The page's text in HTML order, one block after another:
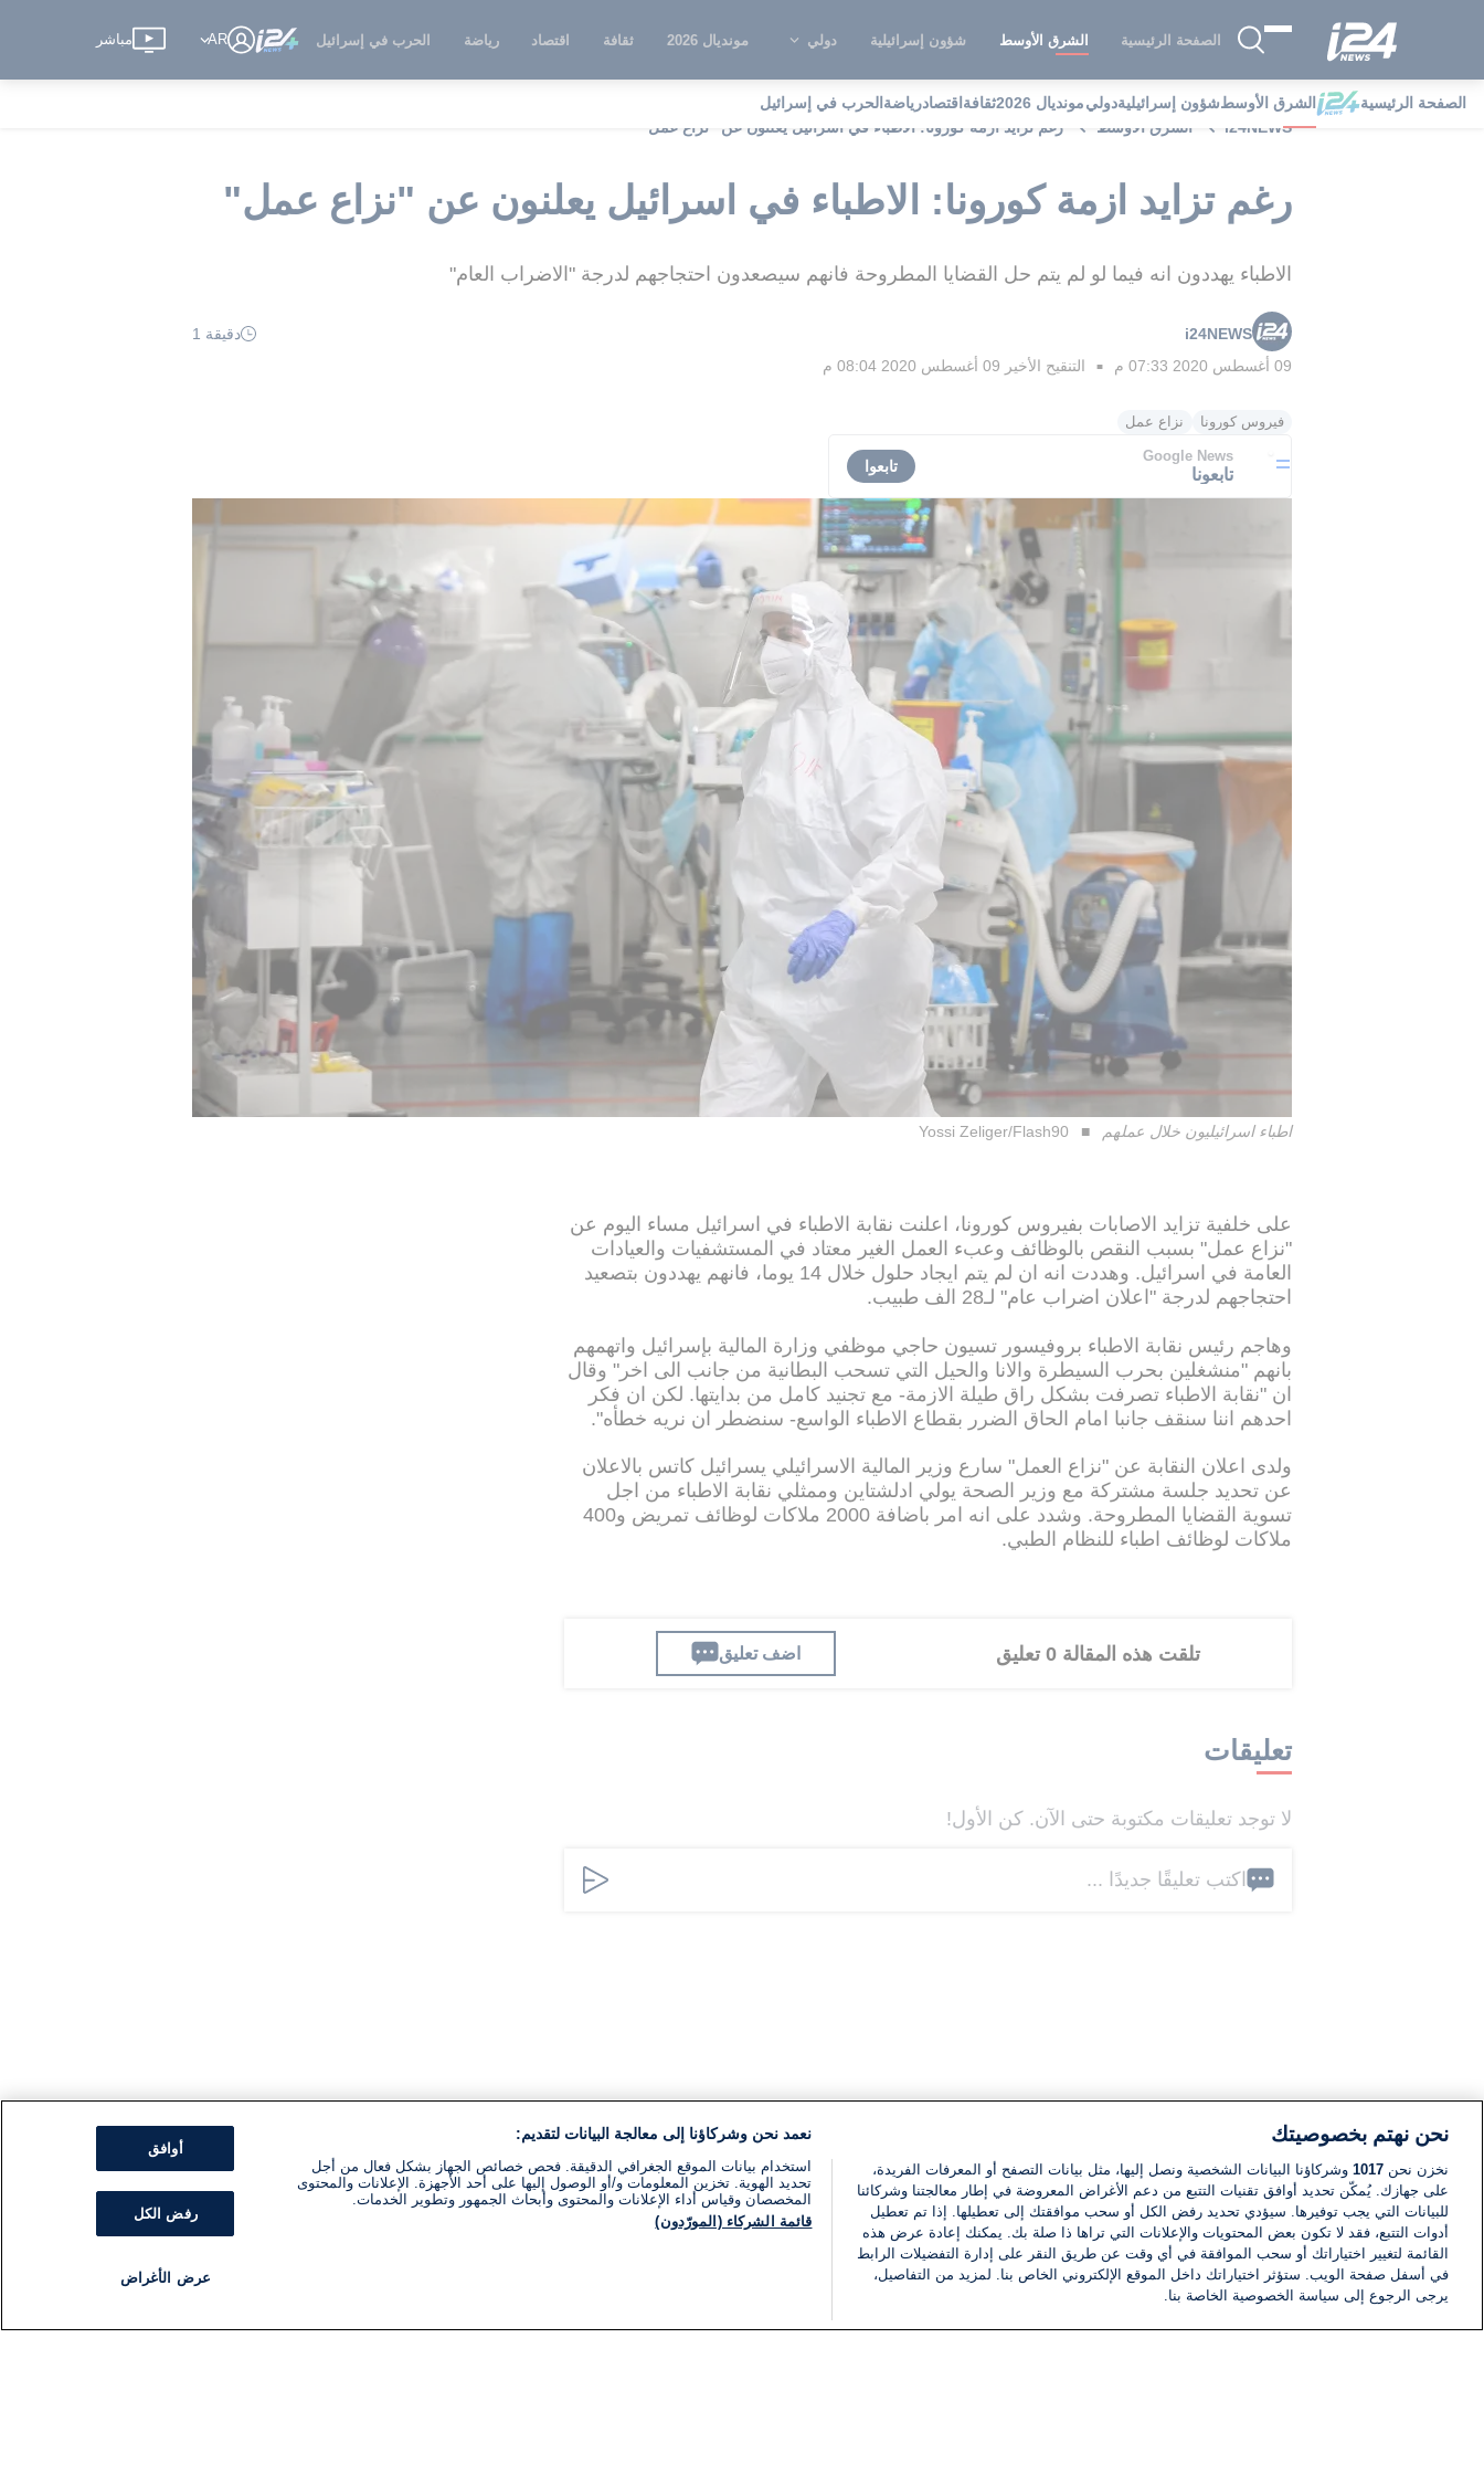
الصفحة الرئيسية الشرق الأوسط شؤون إسرائيلية دولي مونديال 2026 ثقافة اقتصاد رياضة الحرب في إسرائيل AR مباشر
الصفحة الرئيسية الشرق الأوسطشؤون إسرائيليةدوليمونديال 2026 ثقافة اقتصادرياضة الحرب في إسرائيل
i24NEWS
الشرق الأوسط رغم تزايد ازمة كورونا: الاطباء في اسرائيل يعلنون عن "نزاع عمل"
رغم تزايد ازمة كورونا: الاطباء في اسرائيل يعلنون عن "نزاع عمل"
الاطباء يهددون انه فيما لو لم يتم حل القضايا المطروحة فانهم سيصعدون احتجاجهم لدرجة "الاضراب العام"
i24NEWS
دقيقة 1
09 أغسطس 2020 07:33 م
■ التنقيح الأخير 09 أغسطس 2020 08:04 م
فيروس كورونا نزاع عمل
Google News
تابعونا تابعوا
اطباء اسرائيليون خلال عملهم Yossi Zeliger/Flash90
على خلفية تزايد الاصابات بفيروس كورونا، اعلنت نقابة الاطباء في اسرائيل مساء اليوم عن
"نزاع عمل" بسبب النقص بالوظائف وعبء العمل الغير معتاد في المستشفيات والعيادات
العامة في اسرائيل. وهددت انه ان لم يتم ايجاد حلول خلال 14 يوما، فانهم يهددون بتصعيد
احتجاجهم لدرجة "اعلان اضراب عام" لـ28 الف طبيب.
وهاجم رئيس نقابة الاطباء بروفيسور تسيون حاجي موظفي وزارة المالية بإسرائيل واتهمهم
بانهم "منشغلين بحرب السيطرة والانا والحيل التي تسحب البطانية من جانب الى اخر" وقال
ان "نقابة الاطباء تصرفت بشكل راق طيلة الازمة- مع تجنيد كامل من بدايتها. لكن ان فكر
احدهم اننا سنقف جانبا امام الحاق الضرر بقطاع الاطباء الواسع- سنضطر ان نريه خطأه".
ولدى اعلان النقابة عن "نزاع العمل" سارع وزير المالية الاسرائيلي يسرائيل كاتس بالاعلان
عن تحديد جلسة مشتركة مع وزير الصحة يولي ادلشتاين وممثلي نقابة الاطباء من اجل
تسوية القضايا المطروحة. وشدد على انه امر باضافة 2000 ملاكات لوظائف تمريض و400
ملاكات لوظائف اطباء للنظام الطبي.
تلقت هذه المقالة 0 تعليق اضف تعليق
تعليقات
لا توجد تعليقات مكتوبة حتى الآن. كن الأول!
اكتب تعليقًا جديدًا ...
نحن نهتم بخصوصيتك
نخزن نحن 1017 وشركاؤنا البيانات الشخصية ونصل إليها، مثل بيانات التصفح أو المعرفات الفريدة،
على جهازك. يُمكّن تحديد أوافق تقنيات التتبع من دعم الأغراض المعروضة في إطار معالجتنا وشركائنا
للبيانات التي يجب توفيرها. سيؤدي تحديد رفض الكل أو سحب موافقتك إلى تعطيلها. إذا تم تعطيل
أدوات التتبع، فقد لا تكون بعض المحتويات والإعلانات التي تراها ذا صلة بك. يمكنك إعادة عرض هذه
القائمة لتغيير اختياراتك أو سحب الموافقة في أي وقت عن طريق النقر على إدارة التفضيلات الرابط
في أسفل صفحة الويب. ستؤثر اختياراتك داخل الموقع الإلكتروني الخاص بنا. لمزيد من التفاصيل،
يرجى الرجوع إلى سياسة الخصوصية الخاصة بنا.
نعمد نحن وشركاؤنا إلى معالجة البيانات لتقديم:
استخدام بيانات الموقع الجغرافي الدقيقة. فحص خصائص الجهاز بشكل فعال من أجل
تحديد الهوية. تخزين المعلومات و/أو الوصول إليها على أحد الأجهزة. الإعلانات والمحتوى
المخصصان وقياس أداء الإعلانات والمحتوى وأبحاث الجمهور وتطوير الخدمات.
قائمة الشركاء (المورّدون)
أوافق
رفض الكل
عرض الأغراض